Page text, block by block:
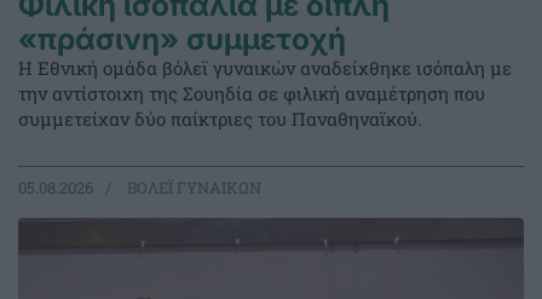
«πράσινη» συμμετοχή
Η Εθνική ομάδα βόλεϊ γυναικών αναδείχθηκε ισόπαλη με
την αντίστοιχη της Σουηδία σε φιλική αναμέτρηση που
συμμετείχαν δύο παίκτριες του Παναθηναϊκού.
05.08.2026 ΒΟΛΕΪ ΓΥΝΑΙΚΩΝ